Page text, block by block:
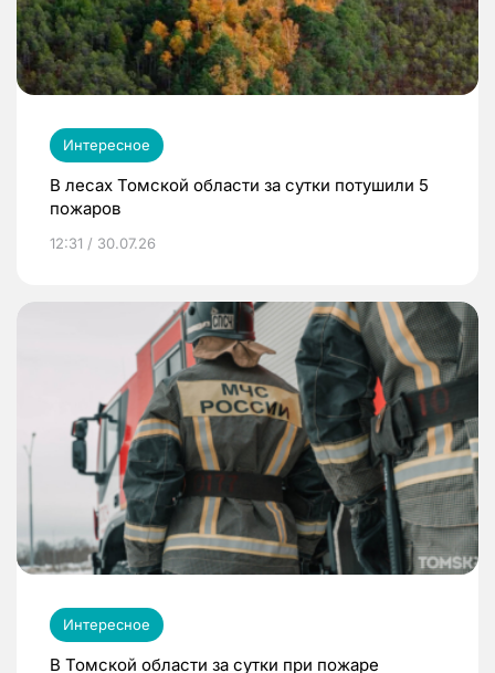
Интересное
В лесах Томской области за сутки потушили 5
пожаров
12:31 / 30.07.26
Интересное
В Томской области за сутки при пожаре